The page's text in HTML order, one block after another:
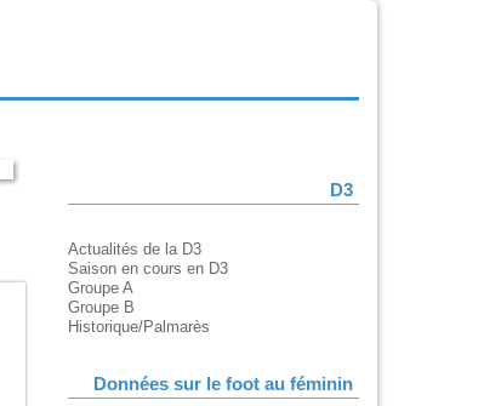
D3
Actualités de la D3
Saison en cours en D3
Groupe A
Groupe B
Historique/Palmarès
Données sur le foot au féminin